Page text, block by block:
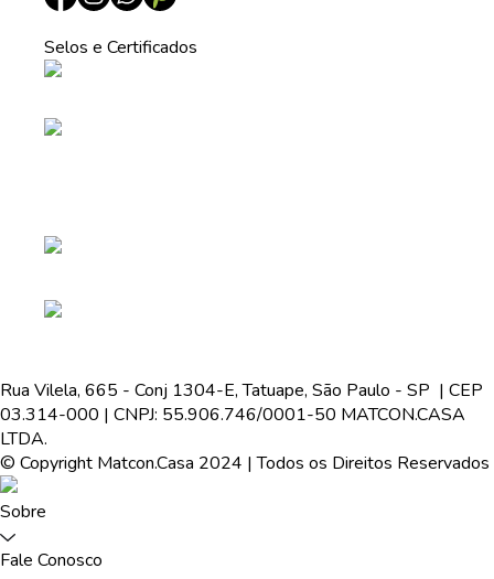
Selos e Certificados
Rua Vilela, 665 - Conj 1304-E, Tatuape, São Paulo - SP | CEP
03.314-000 | CNPJ: 55.906.746/0001-50 MATCON.CASA
LTDA.
© Copyright Matcon.Casa 2024 | Todos os Direitos Reservados
Sobre
Fale Conosco